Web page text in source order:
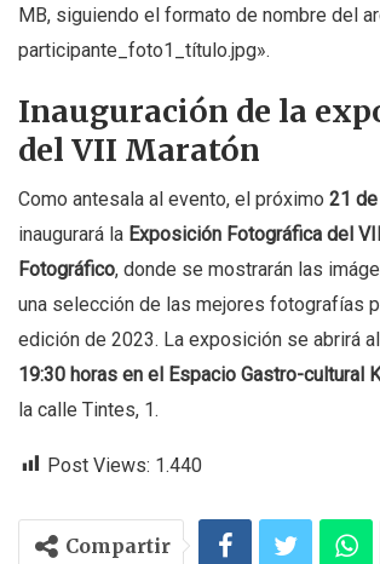
MB, siguiendo el formato de nombre del
participante_foto1_título.jpg».
Inauguración de la
del VII Maratón
Como antesala al evento, el próximo 21
inaugurará la Exposición Fotográfica del
Fotográfico, donde se mostrarán las
una selección de las mejores fotografías
edición de 2023. La exposición se abrirá
19:30 horas en el Espacio Gastro-cultural
la calle Tintes, 1.
Post Views: 1.440
Compartir